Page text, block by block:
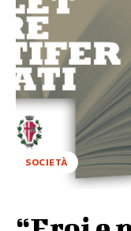
SOCIETÀ